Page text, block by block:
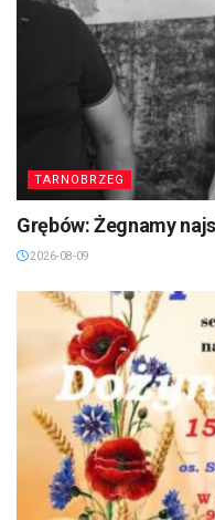
TARNOBRZEG
Grębów: Żegnamy
2026-08-09